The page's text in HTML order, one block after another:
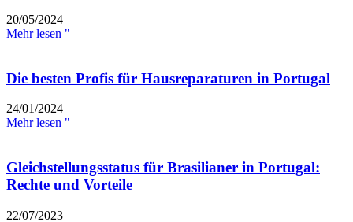
20/05/2024
Mehr lesen "
Die besten Profis für Hausreparaturen in Portugal
24/01/2024
Mehr lesen "
Gleichstellungsstatus für Brasilianer in Portugal:
Rechte und Vorteile
22/07/2023